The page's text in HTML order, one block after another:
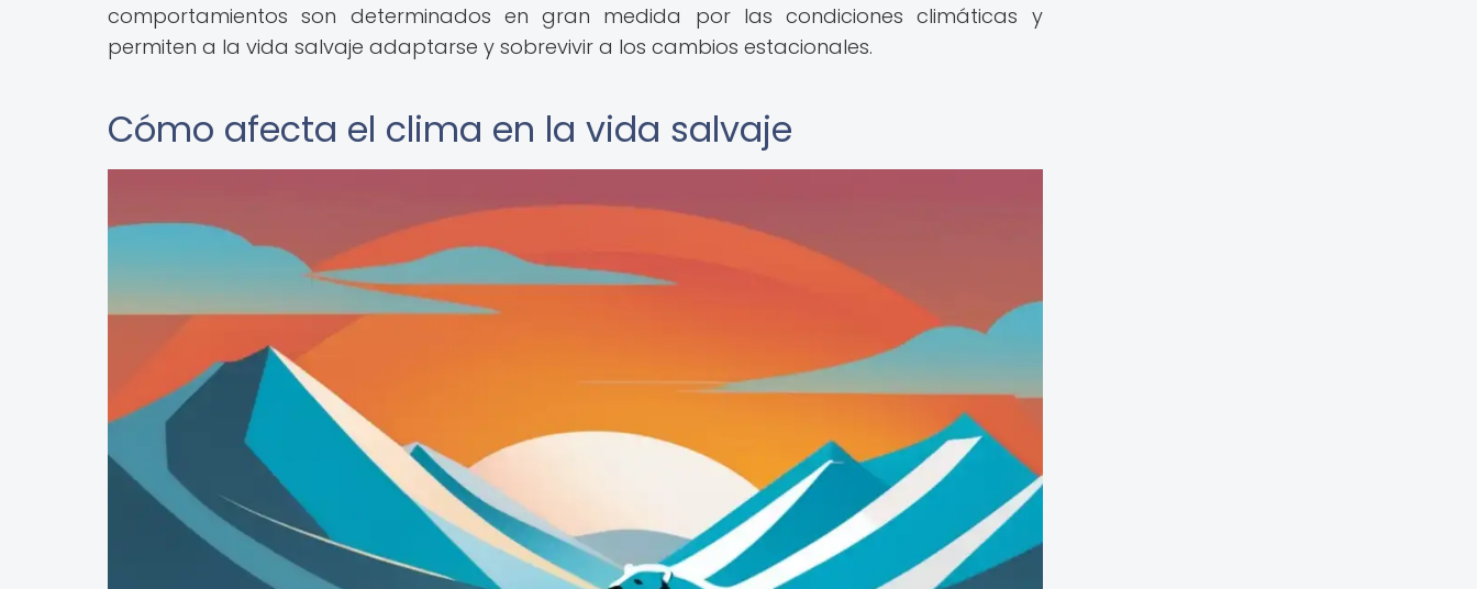
comportamientos son determinados en gran medida por las condiciones climáticas y
permiten a la vida salvaje adaptarse y sobrevivir a los cambios estacionales.
Cómo afecta el clima en la vida salvaje